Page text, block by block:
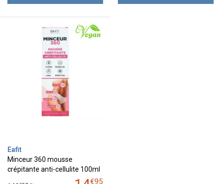
Eafit
Minceur 360 mousse
crépitante anti-cellulite 100ml
€95